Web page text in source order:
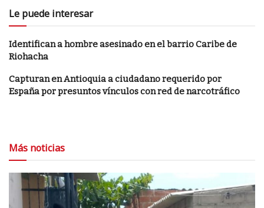
Le puede interesar
Identifican a hombre asesinado en el barrio Caribe de
Riohacha
Capturan en Antioquia a ciudadano requerido por
España por presuntos vínculos con red de narcotráfico
Más noticias